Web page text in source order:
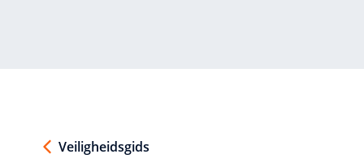
Veiligheidsgids